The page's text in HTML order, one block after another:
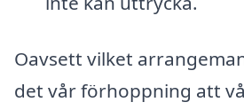
Oavsett vilket
det vår förhoppning att